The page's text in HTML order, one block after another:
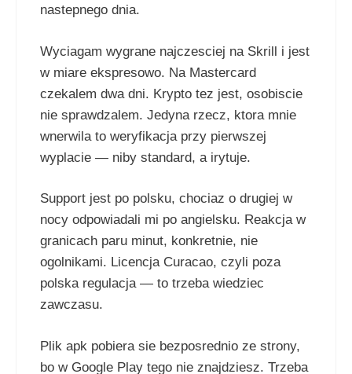
nastepnego dnia.
Wyciagam wygrane najczesciej na Skrill i jest
w miare ekspresowo. Na Mastercard
czekalem dwa dni. Krypto tez jest, osobiscie
nie sprawdzalem. Jedyna rzecz, ktora mnie
wnerwila to weryfikacja przy pierwszej
wyplacie — niby standard, a irytuje.
Support jest po polsku, chociaz o drugiej w
nocy odpowiadali mi po angielsku. Reakcja w
granicach paru minut, konkretnie, nie
ogolnikami. Licencja Curacao, czyli poza
polska regulacja — to trzeba wiedziec
zawczasu.
Plik apk pobiera sie bezposrednio ze strony,
bo w Google Play tego nie znajdziesz. Trzeba